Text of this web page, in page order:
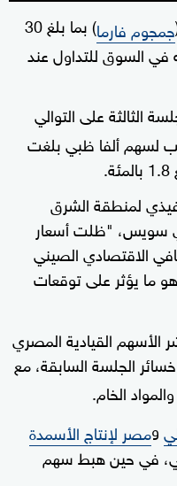
جمجوم فارما
) بما بلغ 30
طرحه في السوق للتداول عند
الثالثة على التوالي
مكاسب لسهم ألفا ظبي بلغت
لمنطقة الشرق
سويس، "ظلت أسعار
الاقتصادي الصيني
ما يؤثر على توقعات
القيادية المصري
خسائر الجلسة السابقة، مع
الخام.
ومصر لإنتاج الأسمدة
في حين هبط سهم